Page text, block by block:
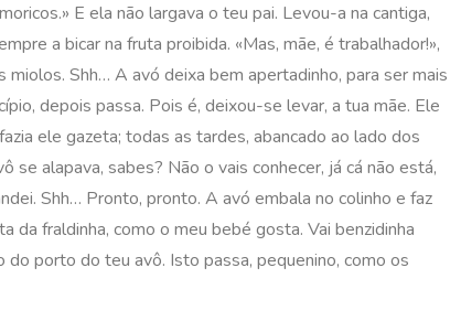
E ela não largava o teu pai. Levou-a na cantiga,
a bicar na fruta proibida. «Mas, mãe, é trabalhador!»,
miolos. Shh… A avó deixa bem apertadinho, para ser mais
depois passa. Pois é, deixou-se levar, a tua mãe. Ele
ele gazeta; todas as tardes, abancado ao lado dos
alapava, sabes? Não o vais conhecer, já cá não está,
Shh… Pronto, pronto. A avó embala no colinho e faz
da fraldinha, como o meu bebé gosta. Vai benzidinha
porto do teu avô. Isto passa, pequenino, como os